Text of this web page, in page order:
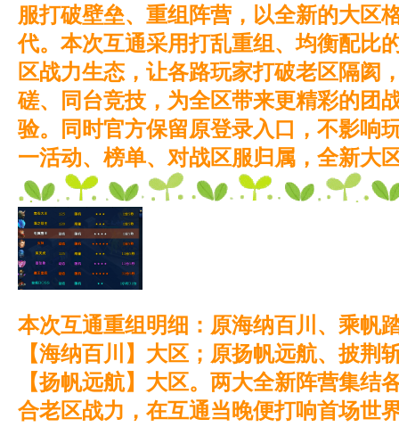
服打破壁垒、重组阵营，以全新的大区
代。本次互通采用打乱重组、均衡配比
区战力生态，让各路玩家打破老区隔阂
磋、同台竞技，为全区带来更精彩的团
验。同时官方保留原登录入口，不影响
一活动、榜单、对战区服归属，全新大
本次互通重组明细：原海纳百川、乘帆
【海纳百川】大区；原扬帆远航、披荆
【扬帆远航】大区。两大全新阵营集结
合老区战力，在互通当晚便打响首场世